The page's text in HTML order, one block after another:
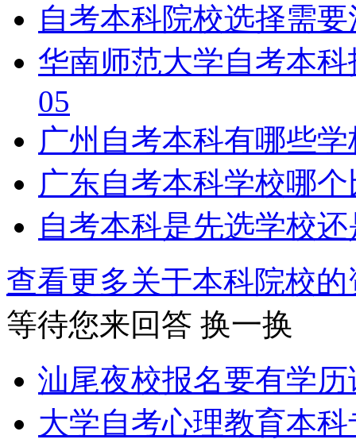
自考本科院校选择需
华南师范大学自考本
05
广州自考本科有哪些
广东自考本科学校哪
自考本科是先选学校
查看更多关于本科院校
等待您来回答 换一换
汕尾夜校报名要有学
大学自考心理教育本